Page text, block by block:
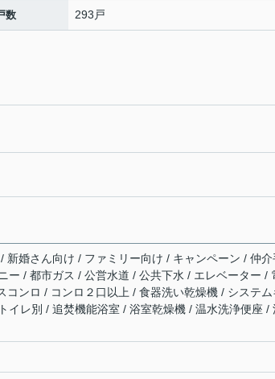
数 293戸
婚さん向け / ファミリー向け / キャンペーン / 仲介
ー / 都市ガス / 公営水道 / 公共下水 / エレベーター /
ンロ / コンロ２口以上 / 食器洗い乾燥機 / システム
イレ別 / 追焚機能浴室 / 浴室乾燥機 / 温水洗浄便座 /